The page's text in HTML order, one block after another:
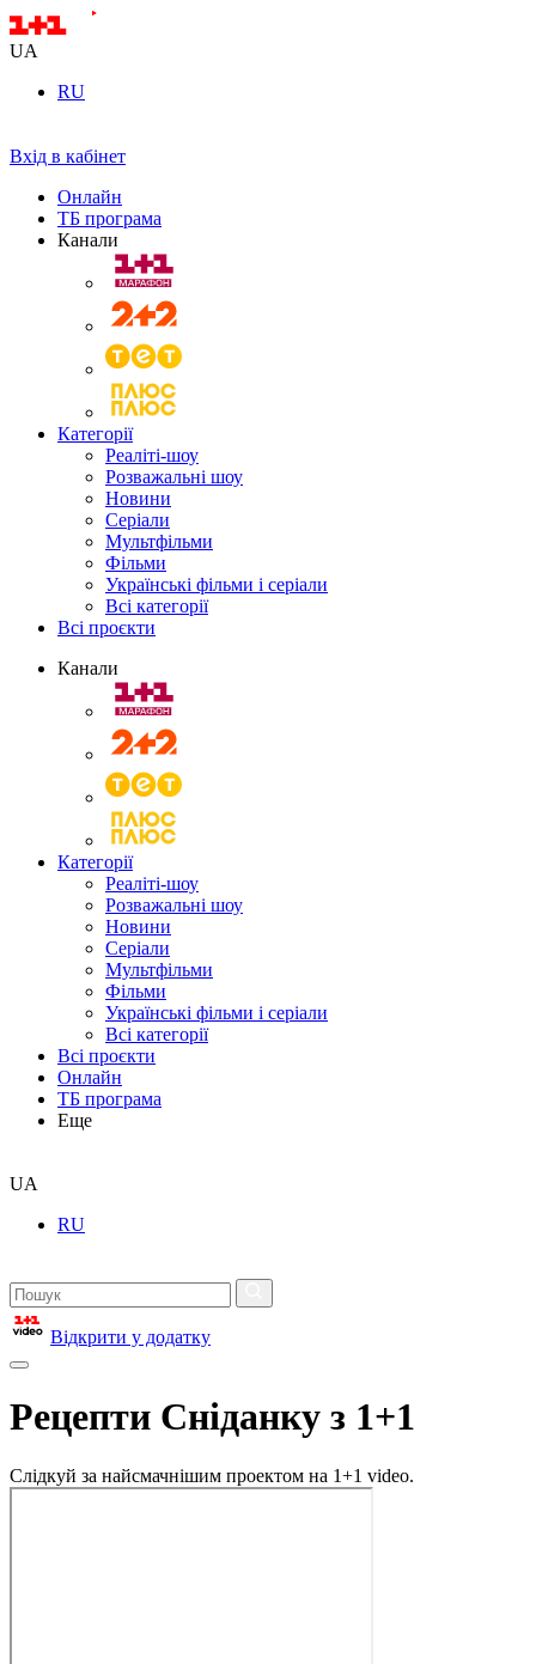
UA
RU
Вхід в кабінет
Онлайн
ТБ програма
Канали
Категорії
Реаліті-шоу
Розважальні шоу
Новини
Серіали
Мультфільми
Фільми
Українські фільми і серіали
Всі категорії
Всі проєкти
Канали
Категорії
Реаліті-шоу
Розважальні шоу
Новини
Серіали
Мультфільми
Фільми
Українські фільми і серіали
Всі категорії
Всі проєкти
Онлайн
ТБ програма
Еще
UA
RU
Відкрити у додатку
Рецепти Сніданку з 1+1
Слідкуй за найсмачнішим проектом на 1+1 video.